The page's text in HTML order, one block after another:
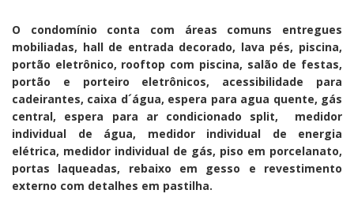
O condomínio conta com áreas comuns entregues
mobiliadas, hall de entrada decorado, lava pés, piscina,
portão eletrônico, rooftop com piscina, salão de festas,
portão e porteiro eletrônicos, acessibilidade para
cadeirantes, caixa d´água, espera para agua quente, gás
central, espera para ar condicionado split, medidor
individual de água, medidor individual de energia
elétrica, medidor individual de gás, piso em porcelanato,
portas laqueadas, rebaixo em gesso e revestimento
externo com detalhes em pastilha.